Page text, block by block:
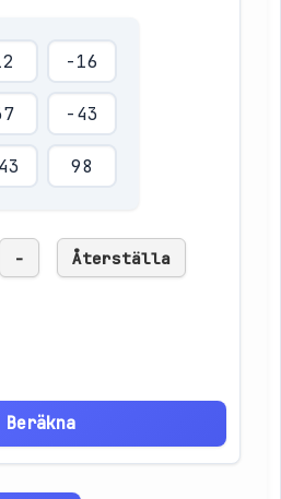
- Återställa
Beräkna